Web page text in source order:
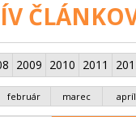
2009 2010 2011
február marec apríl